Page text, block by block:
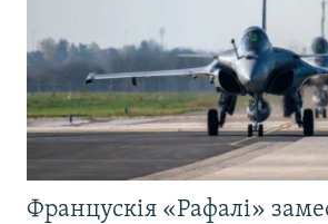
Францускія «Рафалі»